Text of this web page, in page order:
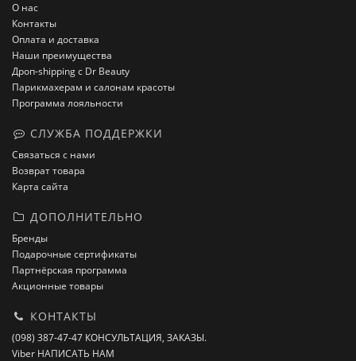
О нас
Контакты
Оплата и доставка
Наши преимущества
Дроп-shipping с Dr Beauty
Парикмахерам и салонам красоты
Программа лояльности
СЛУЖБА ПОДДЕРЖКИ
Связаться с нами
Возврат товара
Карта сайта
ДОПОЛНИТЕЛЬНО
Бренды
Подарочные сертификаты
Партнёрская программа
Акционные товары
КОНТАКТЫ
(098) 387-47-47 КОНСУЛЬТАЦИЯ, ЗАКАЗЫ.
Viber НАПИСАТЬ НАМ